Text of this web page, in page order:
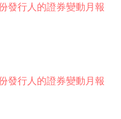
發行人的證券變動月報
發行人的證券變動月報